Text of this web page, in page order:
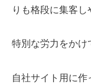
りも格段に集客し
特別な労力をかけ
自社サイト用に